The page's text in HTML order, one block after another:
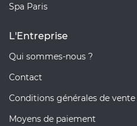
Spa Paris
L'Entreprise
Qui sommes-nous ?
Contact
Conditions générales de vente
Moyens de paiement